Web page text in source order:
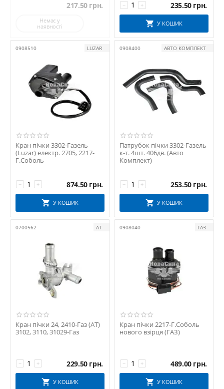
217.50 грн.
Немає у
наявності
+
− 235.50 грн.
У КОШИК
0908510 LUZAR
Кран пічки 3302-Газель
(Luzar) електр. 2705, 2217-
Г.Соболь
+
− 874.50 грн.
У КОШИК
0908400 АВТО КОМПЛЕКТ
Патрубок пічки 3302-Газель
к-т. 4шт. 406дв. (Авто
Комплект)
+
− 253.50 грн.
У КОШИК
0700562 АТ
Кран пічки 24, 2410-Газ (АТ)
3102, 3110, 31029-Газ
+
− 229.50 грн.
У КОШИК
0908040 ГАЗ
Кран пічки 2217-Г.Соболь
нового взірця (ГАЗ)
+
− 489.00 грн.
У КОШИК